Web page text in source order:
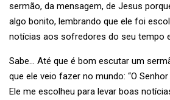
sermão, da mensagem, de Jesus
algo bonito, lembrando que ele foi
notícias aos sofredores do seu tempo
Sabe… Até que é bom escutar um
que ele veio fazer no mundo: “O
Ele me escolheu para levar boas